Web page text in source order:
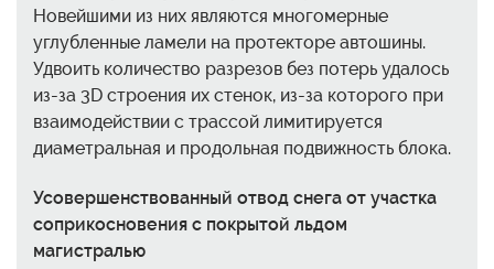
Новейшими из них являются многомерные
углубленные ламели на протекторе автошины.
Удвоить количество разрезов без потерь удалось
из-за 3D строения их стенок, из-за которого при
взаимодействии с трассой лимитируется
диаметральная и продольная подвижность блока.
Усовершенствованный отвод снега от участка
соприкосновения с покрытой льдом
магистралью